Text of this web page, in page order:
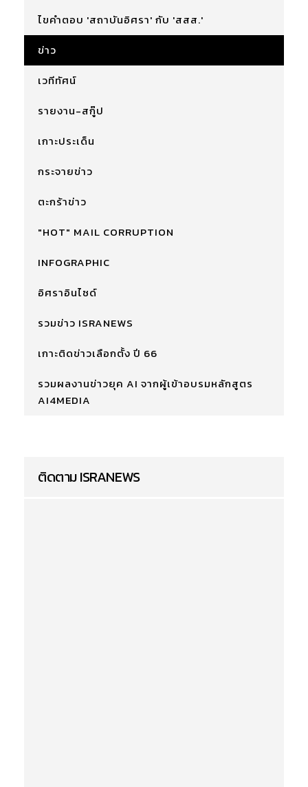
ไขคำตอบ 'สถาบันอิศรา' กับ 'สสส.'
ข่าว
เวทีทัศน์
รายงาน-สกู๊ป
เกาะประเด็น
กระจายข่าว
ตะกร้าข่าว
"HOT" MAIL CORRUPTION
INFOGRAPHIC
อิศราอินไซด์
รวมข่าว ISRANEWS
เกาะติดข่าวเลือกตั้ง ปี 66
รวมผลงานข่าวยุค AI จากผู้เข้าอบรมหลักสูตร
AI4MEDIA
ติดตาม ISRANEWS